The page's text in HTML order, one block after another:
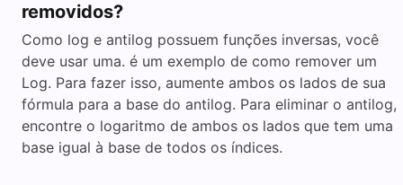
removidos?
Como log e antilog possuem funções inversas, você
deve usar uma. é um exemplo de como remover um
Log. Para fazer isso, aumente ambos os lados de sua
fórmula para a base do antilog. Para eliminar o antilog,
encontre o logaritmo de ambos os lados que tem uma
base igual à base de todos os índices.